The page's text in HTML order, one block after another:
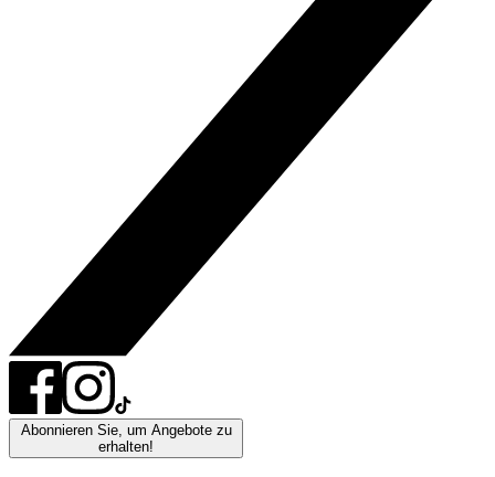
Abonnieren Sie, um Angebote zu
erhalten!